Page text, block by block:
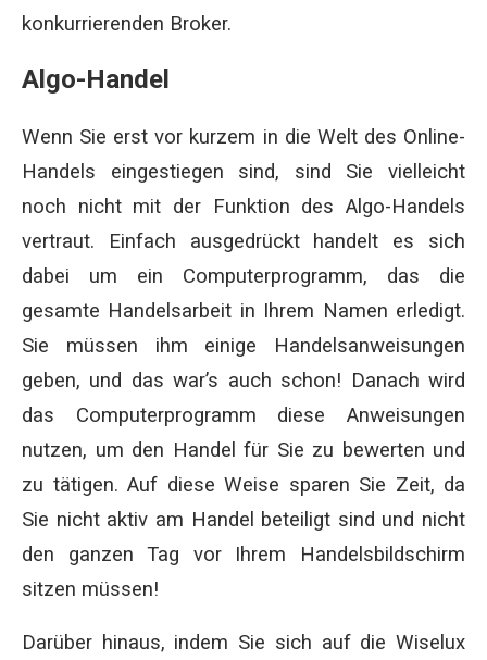
konkurrierenden Broker.
Algo-Handel
Wenn Sie erst vor kurzem in die Welt des Online-
Handels eingestiegen sind, sind Sie vielleicht
noch nicht mit der Funktion des Algo-Handels
vertraut. Einfach ausgedrückt handelt es sich
dabei um ein Computerprogramm, das die
gesamte Handelsarbeit in Ihrem Namen erledigt.
Sie müssen ihm einige Handelsanweisungen
geben, und das war’s auch schon! Danach wird
das Computerprogramm diese Anweisungen
nutzen, um den Handel für Sie zu bewerten und
zu tätigen. Auf diese Weise sparen Sie Zeit, da
Sie nicht aktiv am Handel beteiligt sind und nicht
den ganzen Tag vor Ihrem Handelsbildschirm
sitzen müssen!
Darüber hinaus, indem Sie sich auf die Wiselux